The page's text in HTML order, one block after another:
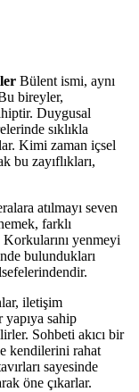
Bülent ismi, aynı
bireyler,
Duygusal
sıklıkla
Kimi zaman içsel
bu zayıflıkları,
atılmayı seven
farklı
yenmeyi
bulundukları
iletişim
sahip
Sohbeti akıcı bir
kendilerini rahat
sayesinde
öne çıkarlar.